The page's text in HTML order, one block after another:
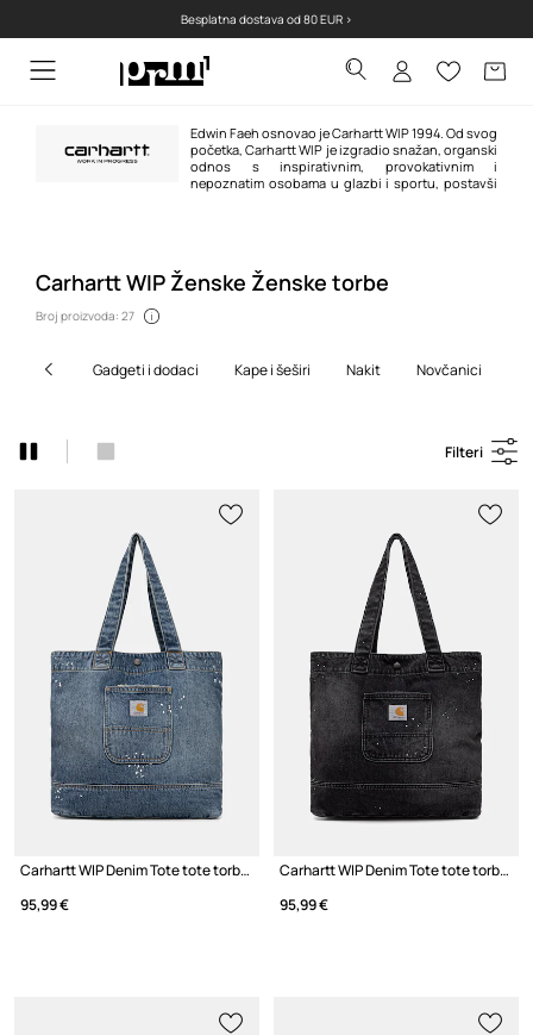
Besplatna dostava od 80 EUR >
Edwin Faeh osnovao je Carhartt WIP 1994. Od svog
početka, Carhartt WIP je izgradio snažan, organski
odnos s inspirativnim, provokativnim i
nepoznatim osobama u glazbi i sportu, postavši
Carhartt WIP Ženske Ženske torbe
Broj proizvoda: 27
gadgeti i dodaci kape i šeširi nakit novčanici
Filteri
Carhartt WIP Denim Tote tote torba za žene pamučna
95,99 €
Carhartt WIP Denim Tote tote torba za žene pamučna
95,99 €